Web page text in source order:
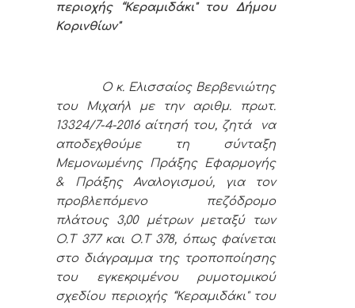
περιοχής “Κεραμιδάκι" του Δήμου
Κορινθίων"
Ο κ. Ελισσαίος Βερβενιώτης
του Μιχαήλ με την αριθμ. πρωτ.
13324/7-4-2016 αίτησή του, ζητά να
αποδεχθούμε τη σύνταξη
Μεμονωμένης Πράξης Εφαρμογής
& Πράξης Αναλογισμού, για τον
προβλεπόμενο πεζόδρομο
πλάτους 3,00 μέτρων μεταξύ των
Ο.Τ 377 και Ο.Τ 378, όπως φαίνεται
στο διάγραμμα της τροποποίησης
του εγκεκριμένου ρυμοτομικού
σχεδίου περιοχής “Κεραμιδάκι" του